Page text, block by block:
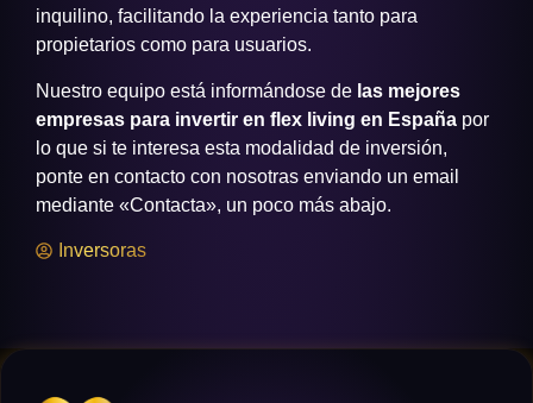
inquilino, facilitando la experiencia tanto para
propietarios como para usuarios.
Nuestro equipo está informándose de las mejores
empresas para invertir en flex living en España por
lo que si te interesa esta modalidad de inversión,
ponte en contacto con nosotras enviando un email
mediante «Contacta», un poco más abajo.
Inversoras